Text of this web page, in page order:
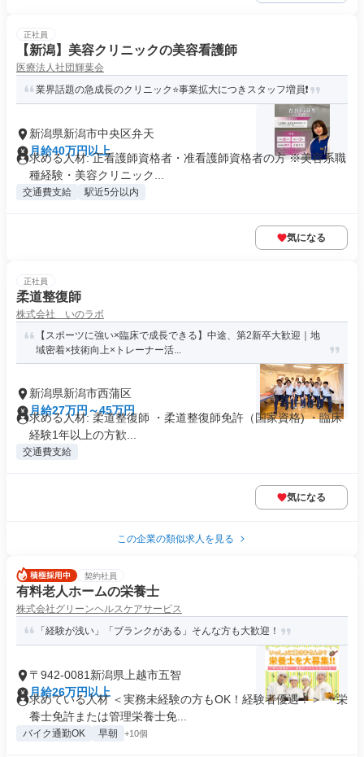
正社員
【新潟】美容クリニックの美容看護師
医療法人社団輝葉会
業界話題の急成長のクリニック⭐事業拡大につきスタッフ増員❗
新潟県新潟市中央区弁天
月給40万円以上
求める人材: 正看護師資格者・准看護師資格者の方 ※美容系職
種経験・美容クリニック...
交通費支給 駅近5分以内
気になる
正社員
柔道整復師
株式会社 いのラボ
【スポーツに強い×臨床で成長できる】中途、第2新卒大歓迎｜地
域密着×技術向上×トレーナー活...
新潟県新潟市西蒲区
月給27万円～45万円
求める人材: 柔道整復師 ・柔道整復師免許（国家資格) ・臨床
経験1年以上の方歓...
交通費支給
気になる
この企業の類似求人を見る
契約社員
有料老人ホームの栄養士
株式会社グリーンヘルスケアサービス
「経験が浅い」「ブランクがある」そんな方も大歓迎！
〒942-0081新潟県上越市五智
月給26万円以上
求めている人材 ＜実務未経験の方もOK！経験者優遇！＞ ＊栄
養士免許または管理栄養士免...
バイク通勤OK 早朝 +10個